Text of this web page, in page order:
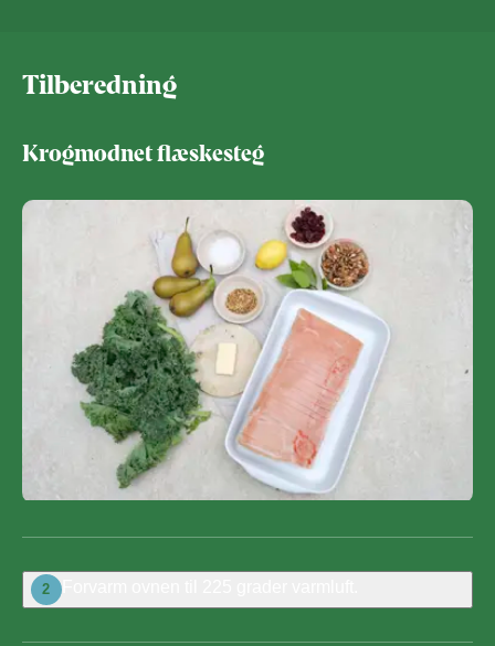
Tilberedning
Krogmodnet flæskesteg
2 Forvarm ovnen til 225 grader varmluft.